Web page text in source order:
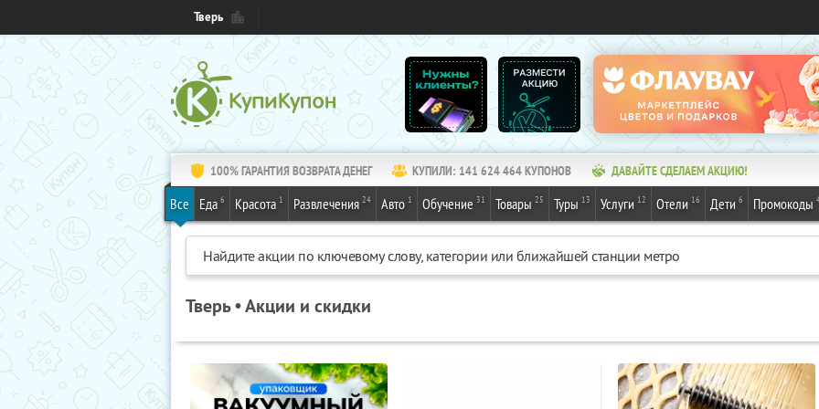
Тверь
100% ГАРАНТИЯ ВОЗВРАТА ДЕНЕГ КУПИЛИ: 141 624 464КУПОНОВ ДАВАЙТЕ СДЕЛАЕМ АКЦИЮ!
Все Еда 6 Красота 1 Развлечения 24 Авто 1 Обучение 31 Товары 25 Туры 13 Услуги 12 Отели 16 Дети 6 Промокоды
Тверь • Акции и скидки